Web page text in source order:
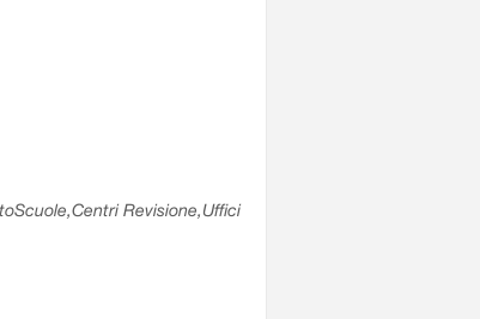
Revisione,Uffici